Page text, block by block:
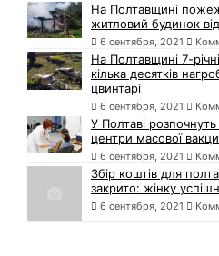
На Полтавщині
житловий будинок
6 сентября, 2021
На Полтавщині 7-
кілька десятків
цвинтарі
6 сентября, 2021
У Полтаві
центри масової
6 сентября, 2021
Збір коштів для
закрито: жінку
6 сентября, 2021